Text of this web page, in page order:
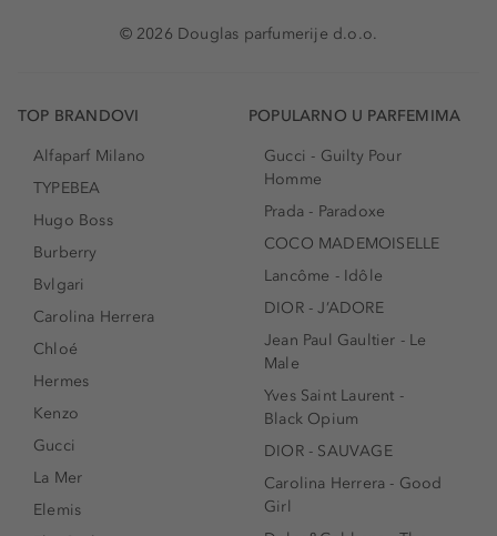
© 2026 Douglas parfumerije d.o.o.
TOP BRANDOVI
Alfaparf Milano
TYPEBEA
Hugo Boss
Burberry
Bvlgari
Carolina Herrera
Chloé
Hermes
Kenzo
Gucci
La Mer
Elemis
POPULARNO U PARFEMIMA
Gucci - Guilty Pour
Homme
Prada - Paradoxe
COCO MADEMOISELLE
Lancôme - Idôle
DIOR - J’ADORE
Jean Paul Gaultier - Le
Male
Yves Saint Laurent -
Black Opium
DIOR - SAUVAGE
Carolina Herrera - Good
Girl